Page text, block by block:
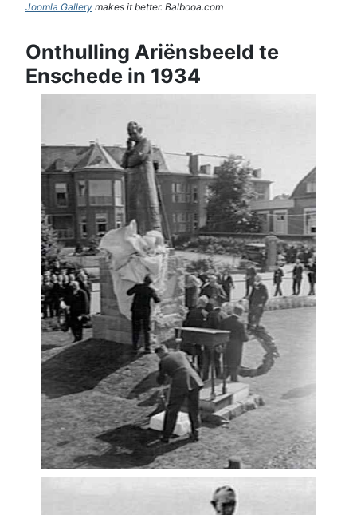
Joomla Gallery makes it better. Balbooa.com
Onthulling Ariënsbeeld te
Enschede in 1934